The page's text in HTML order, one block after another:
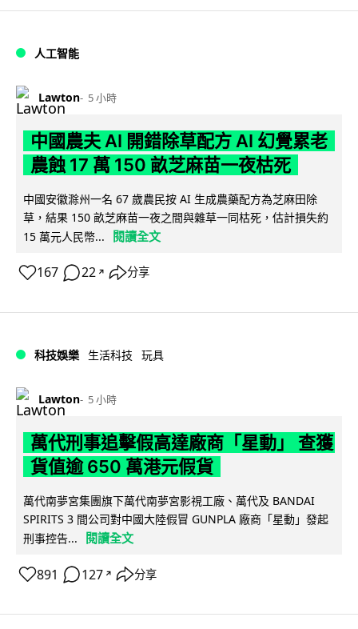
人工智能
Lawton 5 小時
中國農夫 AI 開錯除草配方 AI 幻覺累老
農蝕 17 萬 150 畝芝麻苗一夜枯死
中國安徽滁州一名 67 歲農民按 AI 生成農藥配方為芝麻田除
草，結果 150 畝芝麻苗一夜之間與雜草一同枯死，估計損失約
15 萬元人民幣...
閱讀全文
167 22 ↗ 分享
科技娛樂 生活科技 玩具
Lawton 5 小時
萬代刑事追擊假高達廠商「星動」 查獲
貨值逾 650 萬港元假貨
萬代南夢宮集團旗下萬代南夢宮影視工廠、萬代及 BANDAI
SPIRITS 3 間公司對中國大陸假冒 GUNPLA 廠商「星動」發起
刑事控告...
閱讀全文
891 127 ↗ 分享